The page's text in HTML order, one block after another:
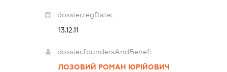
dossier.regDate:
13.12.11
dossier.foundersAndBenef:
ЛОЗОВИЙ РОМАН ЮРІЙОВИЧ